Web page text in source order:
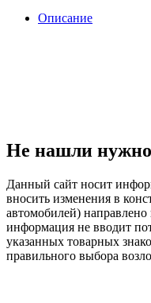
Описание
Не нашли
Данный сайт носит
вносить изменения в
автомобилей)
информация не вводит
указанных товарных
правильного выбора